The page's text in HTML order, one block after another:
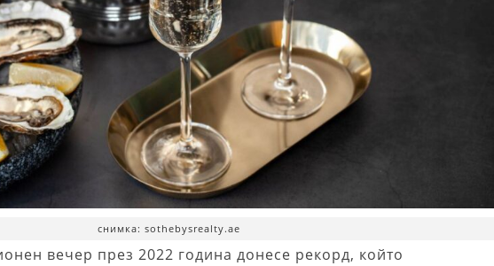
снимка: sothebysrealty.ae
вечер през 2022 година донесе рекорд, който